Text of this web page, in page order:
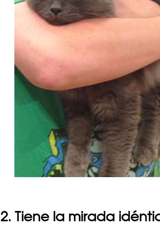
2. Tiene la mirada